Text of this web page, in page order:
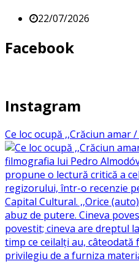
22/07/2026
Facebook
Instagram
Ce loc ocupă ,,Crăciun amar